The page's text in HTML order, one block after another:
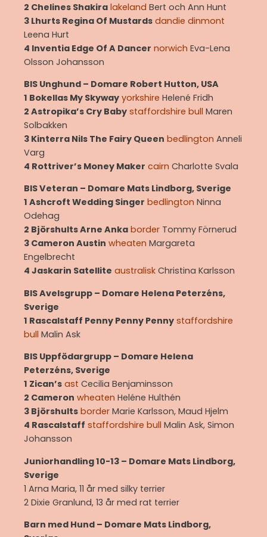
2 Chelines Shakira lakeland Bert och Ann Hunt
3 Lhurts Regina Of Mustards dandie dinmont
Leena Hurt
4 Inventia Edge Of A Dancer norwich Eva-Lena
Olsson Johansson
BIS Unghund – Domare Robert Hutton, USA
1 Bokellas My Skyway yorkshire Helené Fridh
2 Astropika’s Cry Baby staffordshire bull Maren
Solbakken
3 Kinterra Nils The Fairy Queen bedlington Anneli
Varg
4 Rottriver’s Money Maker cairn Charlotte Svala
BIS Veteran – Domare Mats Lindborg, Sverige
1 Ashcroft Wedding Singer bedlington Ninna
Odehag
2 Björshults Arne Anka border Tommy Förnerud
3 Cameron Austin wheaten Margareta
Engelbrecht
4 Jaskarin Satellite australisk Christina Karlsson
BIS Avelsgrupp – Domare Helena Peterzéns,
Sverige
1 Rascalstaff Penny Penny Penny staffordshire
bull Malin Ask
BIS Uppfödargrupp – Domare Helena
Peterzéns, Sverige
1 Zican’s ast Cecilia Benjaminsson
2 Cameron wheaten Heléne Hulthén
3 Björshults border Marie Karlsson, Maud Hjelm
4 Rascalstaff staffordshire bull Malin Ask, Simon
Johansson
Juniorhandling 10-13 – Domare Mats Lindborg,
Sverige
1 Arna Maria, 11 år med silky terrier
2 Dixie Granlund, 13 år med rat terrier
Barn med Hund – Domare Mats Lindborg,